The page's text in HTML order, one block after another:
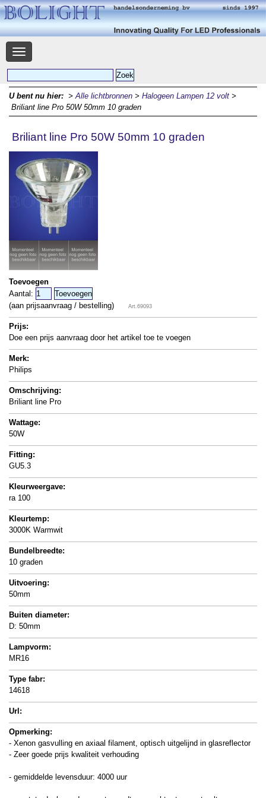
Navigatie
U bent nu hier: >Alle lichtbronnen > Halogeen Lampen 12 volt >
Briliant line Pro 50W 50mm 10 graden
Briliant line Pro 50W 50mm 10 graden
Toevoegen
Aantal:
(aan prijsaanvraag / bestelling)
Art.69093
Prijs:
Doe een prijs aanvraag door het artikel toe te voegen
Merk:
Philips
Omschrijving:
Briliant line Pro
Wattage:
50W
Fitting:
GU5.3
Kleurweergave:
ra 100
Kleurtemp:
3000K Warmwit
Bundelbreedte:
10 graden
Uitvoering:
50mm
Buiten diameter:
D: 50mm
Lampvorm:
MR16
Type fabr:
14618
Url:
Opmerking:
- Xenon gasvulling en axiaal filament, optisch uitgelijnd in glasreflector
- Zeer goede prijs kwaliteit verhouding
- gemiddelde levensduur: 4000 uur